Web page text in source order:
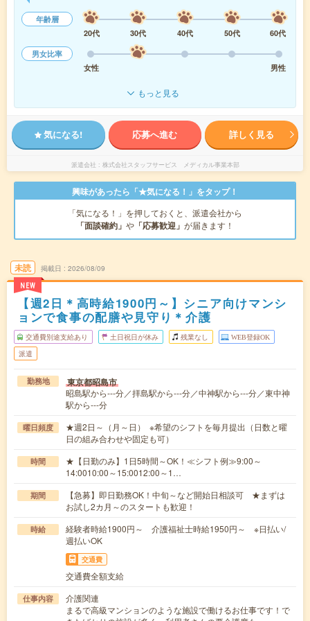
年齢層
20代
30代 40代 50代
60代
男女比率
女性
男性
もっと見る
気になる! 応募へ進む 詳しく見る
派遣会社 株式会社スタッフサービス メディカル事業本部
興味があったら「★気になる！」をタップ！
「気になる！」を押しておくと、派遣会社から
「面談確約」 や 「応募歓迎」 が届きます！
未読
NEW
掲載日 2026/08/09
【週2日＊高時給1900円～】シニア向けマンシ
ョンで食事の配膳や見守り＊介護
交通費別途支給あり 土日祝日が休み 残業なし WEB登録OK
派遣
勤務地 東京都昭島市
昭島駅から---分／拝島駅から---分／中神駅から---分／東中神
駅から---分
曜日頻度
★週2日～（月～日） ※希望のシフトを毎月提出（日数と曜
日の組み合わせや固定も可）
時間
★【日勤のみ】1日5時間～OK！≪シフト例≫9:00～
14:0010:00～15:0012:00～1…
期間
【急募】即日勤務OK！中旬～など開始日相談可 ★まずは
お試し2カ月～のスタートも歓迎！
時給
経験者時給1900円～ 介護福祉士時給1950円～ ※日払い/
週払いOK
交通費
交通費全額支給
仕事内容
介護関連
まるで高級マンションのような施設で働けるお仕事です！で